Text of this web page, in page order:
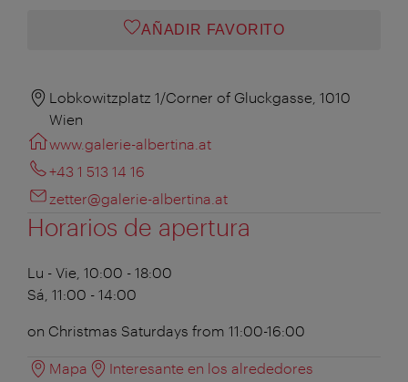
AÑADIR FAVORITO
Lobkowitzplatz 1/Corner of Gluckgasse, 1010
Wien
www.galerie-albertina.at
+43 1 513 14 16
zetter@galerie-albertina.at
Horarios de apertura
Lu - Vie, 10:00 - 18:00
Sá, 11:00 - 14:00
on Christmas Saturdays from 11:00-16:00
Mapa Interesante en los alrededores